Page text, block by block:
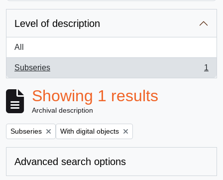
Level of description
All
Subseries
, 1 results
1
Showing 1 results
Archival description
Remove filter:
Subseries Remove filter:
With digital objects
Advanced search options